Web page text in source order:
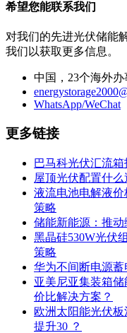
希望您能联系我们
对我们的先进光伏储能
我们以获取更多信息。
中国，23个海外办
WhatsApp/WeChat
更多链接
巴马科光伏汇流箱
屋顶光伏配置什
液流电池电解液
策略
储能新能源：推
黑晶硅530W光伏
策略
华为不间断电源
亚美尼亚集装箱
价比解决方案？
欧洲太阳能光伏
提升30 ？